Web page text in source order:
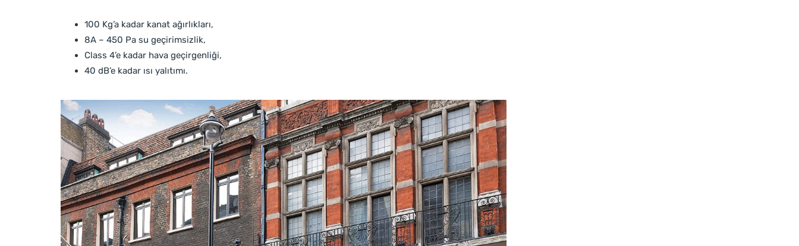
100 Kg’a kadar kanat ağırlıkları,
8A – 450 Pa su geçirimsizlik,
Class 4’e kadar hava geçirgenliği,
40 dB’e kadar ısı yalıtımı.